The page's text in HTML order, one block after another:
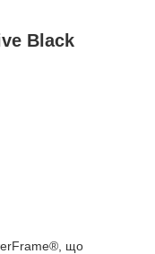
Black
® , що